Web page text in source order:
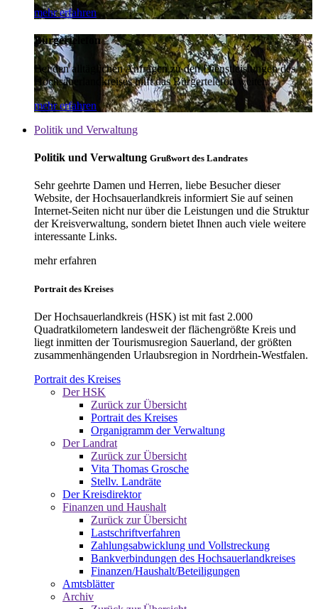
mehr erfahren
Bürgertelefon
Bei den alltäglichen Anfragen zu den Dienstleistungen des
Hochsauerlandkreises hilft das Bürgertelefon weiter.
mehr erfahren
Politik und Verwaltung
Politik und Verwaltung Grußwort des Landrates
Sehr geehrte Damen und Herren, liebe Besucher dieser
Website, der Hochsauerlandkreis informiert Sie auf seinen
Internet-Seiten nicht nur über die Leistungen und die Struktur
der Kreisverwaltung, sondern bietet Ihnen auch viele weitere
interessante Links.
mehr erfahren
Portrait des Kreises
Der Hochsauerlandkreis (HSK) ist mit fast 2.000
Quadratkilometern landesweit der flächengrößte Kreis und
liegt inmitten der Tourismusregion Sauerland, der größten
zusammenhängenden Urlaubsregion in Nordrhein-Westfalen.
Portrait des Kreises
Der HSK
Zurück zur Übersicht
Portrait des Kreises
Organigramm der Verwaltung
Der Landrat
Zurück zur Übersicht
Vita Thomas Grosche
Stellv. Landräte
Der Kreisdirektor
Finanzen und Haushalt
Zurück zur Übersicht
Lastschriftverfahren
Zahlungsabwicklung und Vollstreckung
Bankverbindungen des Hochsauerlandkreises
Finanzen/Haushalt/Beteiligungen
Amtsblätter
Archiv